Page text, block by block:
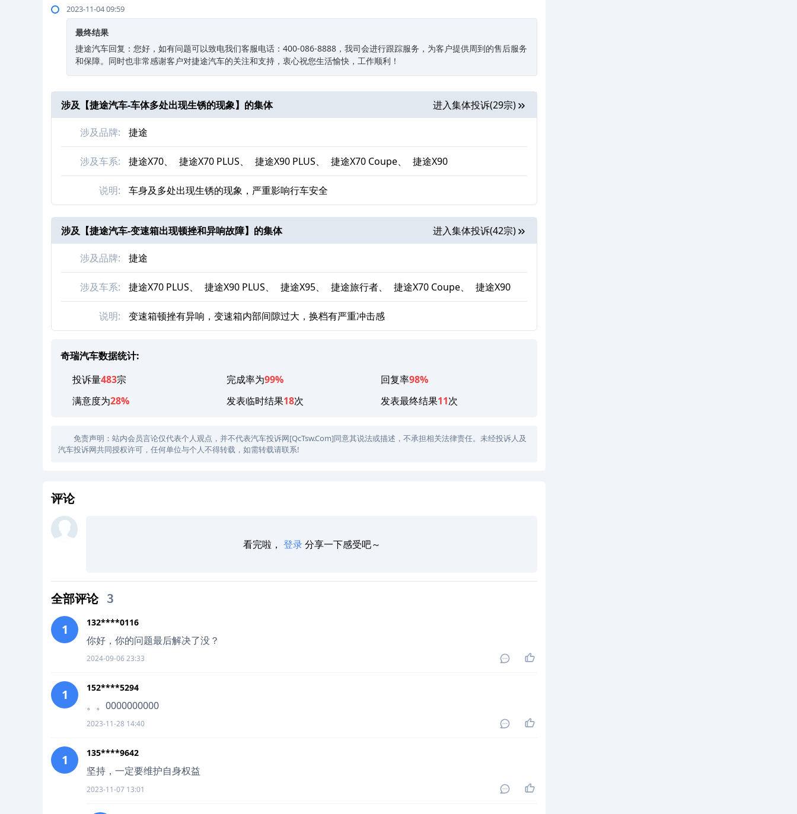
2023-11-04 09:59
最终结果
捷途汽车回复：您好，如有问题可以致电我们客服电话：400-086-8888，我司会进行跟踪服务，为客户提供周到的售后服务
和保障。同时也非常感谢客户对捷途汽车的关注和支持，衷心祝您生活愉快，工作顺利！
涉及【捷途汽车-车体多处出现生锈的现象】的集体 进入集体投诉(29宗)
涉及品牌: 捷途
涉及车系: 捷途X70、 捷途X70 PLUS、 捷途X90 PLUS、 捷途X70 Coupe、 捷途X90
说明: 车身及多处出现生锈的现象，严重影响行车安全
涉及【捷途汽车-变速箱出现顿挫和异响故障】的集体 进入集体投诉(42宗)
涉及品牌: 捷途
涉及车系: 捷途X70 PLUS、 捷途X90 PLUS、 捷途X95、 捷途旅行者、 捷途X70 Coupe、 捷途X90
说明: 变速箱顿挫有异响，变速箱内部间隙过大，换档有严重冲击感
奇瑞汽车数据统计:
投诉量483宗 完成率为99% 回复率98%
满意度为28% 发表临时结果18次 发表最终结果11次
免责声明：站内会员言论仅代表个人观点，并不代表汽车投诉网[QcTsw.Com]同意其说法或描述，不承担相关法律责任。未经投诉人及
汽车投诉网共同授权许可，任何单位与个人不得转载，如需转载请联系!
评论
看完啦， 登录分享一下感受吧～
全部评论 3
1 132****0116
你好，你的问题最后解决了没？
2024-09-06 23:33
1 152****5294
。。0000000000
2023-11-28 14:40
1 135****9642
坚持，一定要维护自身权益
2023-11-07 13:01